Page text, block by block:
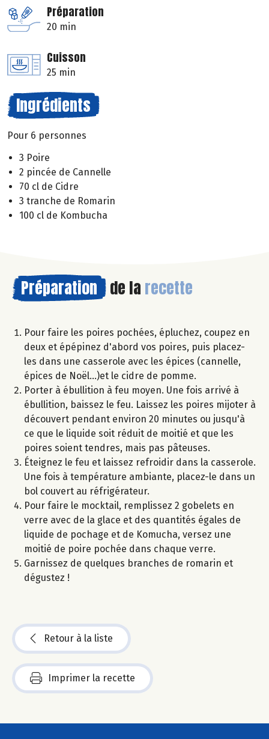
Préparation
20 min
Cuisson
25 min
Ingrédients
Pour 6 personnes
3 Poire
2 pincée de Cannelle
70 cl de Cidre
3 tranche de Romarin
100 cl de Kombucha
Préparation de la recette
Pour faire les poires pochées, épluchez, coupez en
deux et épépinez d'abord vos poires, puis placez-
les dans une casserole avec les épices (cannelle,
épices de Noël...)et le cidre de pomme.
Porter à ébullition à feu moyen. Une fois arrivé à
ébullition, baissez le feu. Laissez les poires mijoter à
découvert pendant environ 20 minutes ou jusqu'à
ce que le liquide soit réduit de moitié et que les
poires soient tendres, mais pas pâteuses.
Éteignez le feu et laissez refroidir dans la casserole.
Une fois à température ambiante, placez-le dans un
bol couvert au réfrigérateur.​
Pour faire le mocktail, remplissez 2 gobelets en
verre avec de la glace et des quantités égales de
liquide de pochage et de Komucha, versez une
moitié de poire pochée dans chaque verre.
Garnissez de quelques branches de romarin et
dégustez !​
Retour à la liste
Imprimer la recette